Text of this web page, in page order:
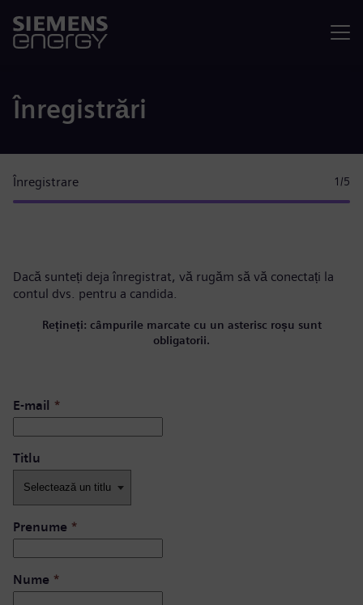
Înregistrări
Înregistrare 1 /5
Dacă sunteți deja înregistrat, vă rugăm să vă conectați la
contul dvs. pentru a candida.
Rețineți: câmpurile marcate cu un asterisc roșu sunt
obligatorii.
E-mail *
Titlu
Prenume *
Nume *